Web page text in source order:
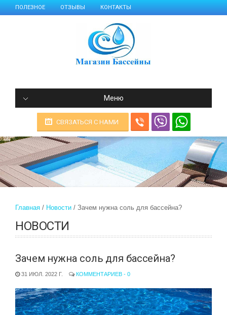
ПОЛЕЗНОЕ ОТЗЫВЫ КОНТАКТЫ
Меню
СВЯЗАТЬСЯ С НАМИ
Главная Новости Зачем нужна соль для бассейна?
НОВОСТИ
Зачем нужна соль для бассейна?
31 ИЮЛ. 2022 Г. КОММЕНТАРИЕВ - 0